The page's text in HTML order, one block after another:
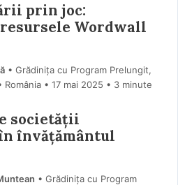
prin joc:
Wordwall
• Grădinița cu Program Prelungit,
România
17 mai 2025 • 3 minute
societății
învățământul
• Grădinița cu Program